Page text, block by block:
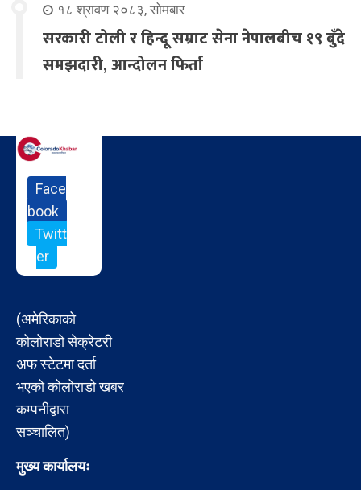
१८ श्रावण २०८३, सोमबार
सरकारी टोली र हिन्दू सम्राट सेना नेपालबीच १९ बुँदे
समझदारी, आन्दोलन फिर्ता
Face
book
Twitt
er
(अमेरिकाको
कोलोराडो सेक्रेटरी
अफ स्टेटमा दर्ता
भएको कोलोराडो खबर
कम्पनीद्वारा
सञ्चालित)
मुख्य कार्यालयः